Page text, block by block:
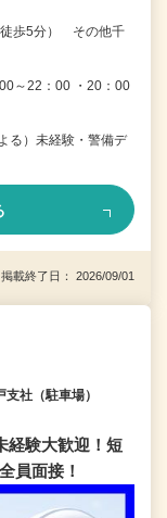
徒歩5分） その他千
～22：00 ・20：00
る）未経験・警備デ
載終了日： 2026/09/01
社（駐車場）
経験大歓迎！短
員面接！